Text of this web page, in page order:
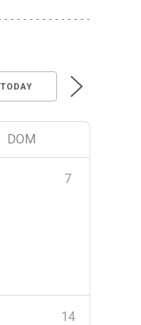
TODAY
DOM
7
14